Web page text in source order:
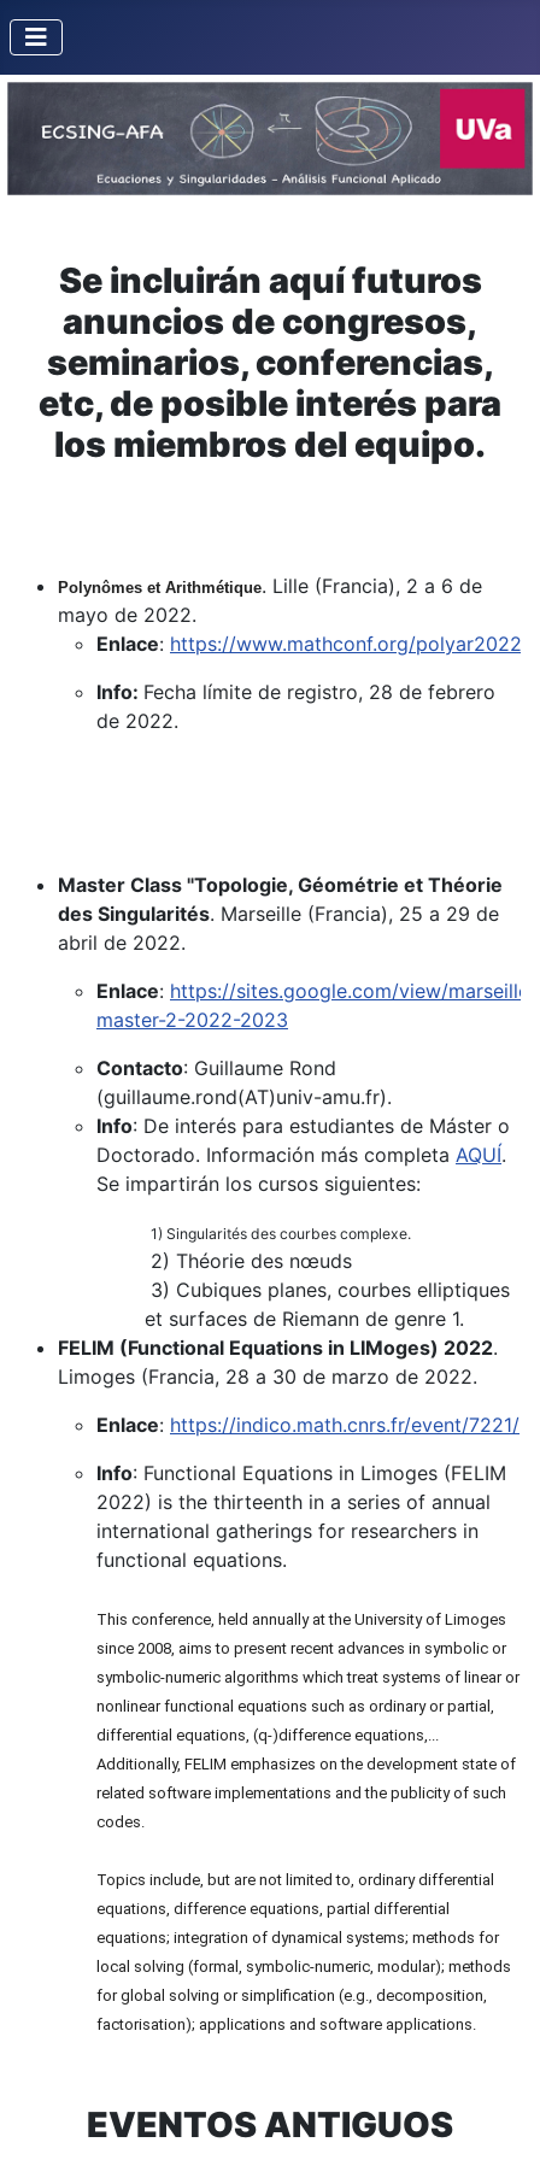
Se incluirán aquí futuros
anuncios de congresos,
seminarios, conferencias,
etc, de posible interés para
los miembros del equipo.
Polynômes et Arithmétique. Lille (Francia), 2 a 6 de
mayo de 2022.
Enlace: https://www.mathconf.org/polyar2022
Info: Fecha límite de registro, 28 de febrero
de 2022.
Master Class "Topologie, Géométrie et Théorie
des Singularités. Marseille (Francia), 25 a 29 de
abril de 2022.
Enlace: https://sites.google.com/view/marseille-
master-2-2022-2023
Contacto: Guillaume Rond
(guillaume.rond(AT)univ-amu.fr).
Info: De interés para estudiantes de Máster o
Doctorado. Información más completa AQUÍ.
Se impartirán los cursos siguientes:
1) Singularités des courbes complexe.
2) Théorie des nœuds
3) Cubiques planes, courbes elliptiques
et surfaces de Riemann de genre 1.
FELIM (Functional Equations in LIMoges) 2022.
Limoges (Francia, 28 a 30 de marzo de 2022.
Enlace: https://indico.math.cnrs.fr/event/7221/
Info: Functional Equations in Limoges (FELIM
2022) is the thirteenth in a series of annual
international gatherings for researchers in
functional equations.
This conference, held annually at the University of Limoges
since 2008, aims to present recent advances in symbolic or
symbolic-numeric algorithms which treat systems of linear or
nonlinear functional equations such as ordinary or partial,
differential equations, (q-)difference equations,...
Additionally, FELIM emphasizes on the development state of
related software implementations and the publicity of such
codes.
Topics include, but are not limited to, ordinary differential
equations, difference equations, partial differential
equations; integration of dynamical systems; methods for
local solving (formal, symbolic-numeric, modular); methods
for global solving or simplification (e.g., decomposition,
factorisation); applications and software applications.
EVENTOS ANTIGUOS